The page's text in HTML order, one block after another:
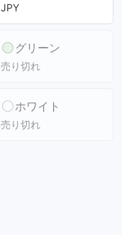
JPY
グリーン
売り切れ
ホワイト
売り切れ